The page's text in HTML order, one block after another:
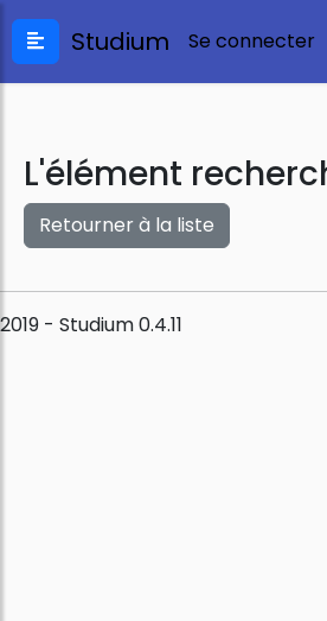
Studium Se connecter
L'élément
Retourner à la liste
2019 - Studium 0.4.11